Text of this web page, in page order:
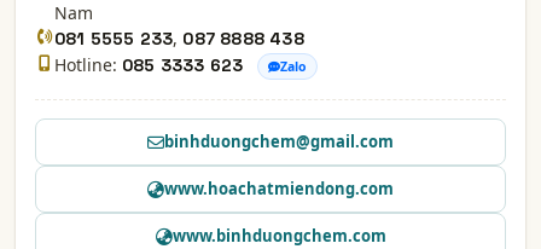
Nam
081 5555 233, 087 8888 438
Hotline: 085 3333 623 Zalo
binhduongchem@gmail.com
www.hoachatmiendong.com
www.binhduongchem.com